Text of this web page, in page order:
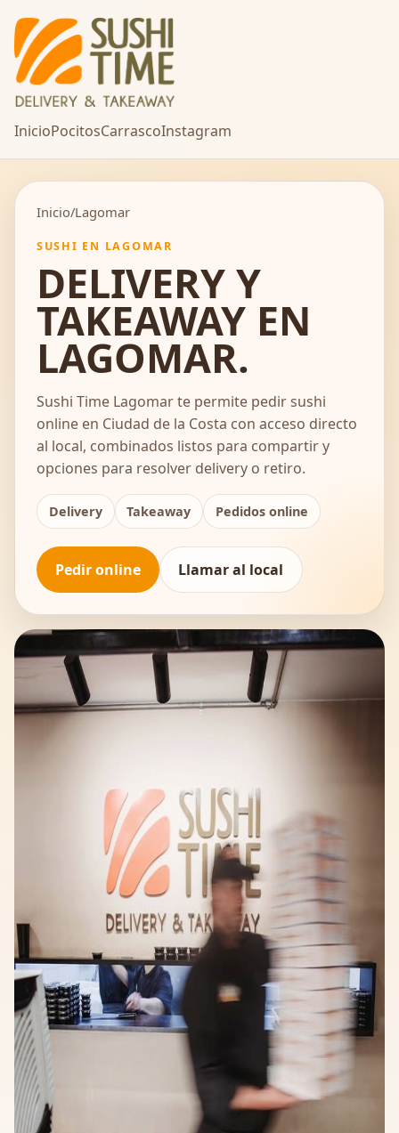
InicioPocitosCarrascoInstagram
Inicio/Lagomar
SUSHI EN LAGOMAR
DELIVERY Y
TAKEAWAY EN
LAGOMAR.
Sushi Time Lagomar te permite pedir sushi
online en Ciudad de la Costa con acceso directo
al local, combinados listos para compartir y
opciones para resolver delivery o retiro.
Delivery Takeaway Pedidos online
Pedir online Llamar al local